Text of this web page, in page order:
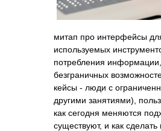
митап про интерфейсы
используемых
потребления
безграничных
кейсы - люди с
другими занятиями),
как сегодня меняются
существуют, и как